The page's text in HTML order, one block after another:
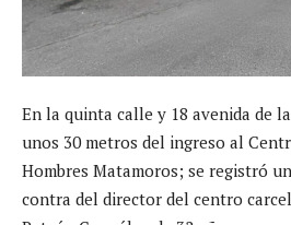
En la quinta calle y 18 avenida de
unos 30 metros del ingreso al
Hombres Matamoros; se registró
contra del director del centro